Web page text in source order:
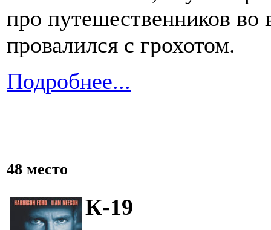
про путешественников
провалился с грохотом.
Подробнее...
48 место
К-19